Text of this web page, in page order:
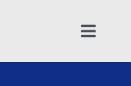
Toggle